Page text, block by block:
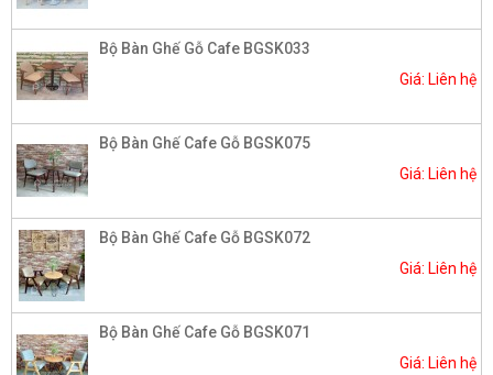
Bộ Bàn Ghế Gỗ Cafe BGSK033
Giá: Liên hệ
Bộ Bàn Ghế Cafe Gỗ BGSK075
Giá: Liên hệ
Bộ Bàn Ghế Cafe Gỗ BGSK072
Giá: Liên hệ
Bộ Bàn Ghế Cafe Gỗ BGSK071
Giá: Liên hệ